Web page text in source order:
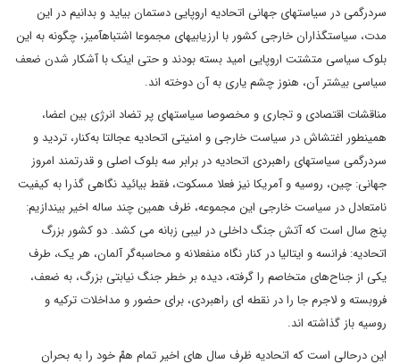
سردرگمی در سیاست‎های جهانی اتحادیه اروپایی دست‎مان بیاید و بدانیم در این
مدت، سیاستگذاران خارجی کشور با ارزیابی‎های مجموعا اشتباه‎آمیز، چگونه به این
بلوک سیاسی متشتت اروپایی امید بسته بودند و حتی اینک با آشکار شدن ضعف
سیاسی بیشتر آن، هنوز چشم یاری به آن دوخته اند.
مناقشات اقتصادی و تجاری و مخصوصا سیاست‎های پر تضاد انرژی بین اعضا،
همینطور اغتشاش در سیاست خارجی و امنیتی اتحادیه عجالتا به‌کنار، تردید و
سردرگمی سیاستهای راهبردی اتحادیه در برابر سه بلوک اصلی و قدرتمند امروز
جهانی: چین، روسیه و آمریکا نیز فعلا مسکوت، فقط بیائید نگاهی گذرا به کیفیت
نامتعادل در سیاست خارجی این مجموعه، ظرف همین چند ساله اخیر بیندازیم:
پنج سال است که آتش جنگ داخلی در لیبی زبانه می کشد. دو کشور بزرگ
اتحادیه: فرانسه و ایتالیا در کنار نگاه منفعلانه و محاسبه‌گر آلمان، هر یک، طرف
یکی از جناح‌های متخاصم را گرفته، دیده بر خطر جنگ نیابتی بزرگ، به ضعف،
فروبسته و لاجرم جا را در نقطه ای راهبردی، برای حضور و مداخلات ترکیه و
روسیه باز گذاشته اند.
این درحالی است که اتحادیه ظرف سال های اخیر تمام همِّ خود را به بحران